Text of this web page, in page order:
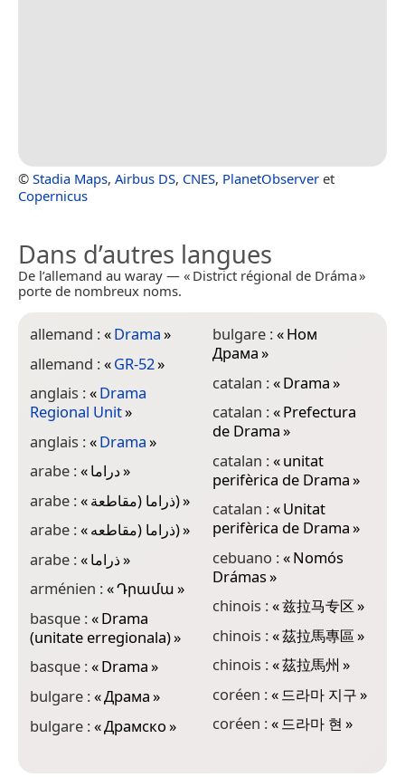
© Stadia Maps, Airbus DS, CNES, PlanetObserver et
Copernicus
Dans d’autres langues
De l’allemand au waray — « District régional de Dráma »
porte de nombreux noms.
allemand :«Drama»
allemand :«GR-52»
anglais :«Drama
Regional Unit»
anglais :«Drama»
arabe :«دراما»
arabe :« ذراما (مقاطعة)»
arabe :« ذراما (مقاطعه)»
arabe :«ذراما»
arménien :«Դրամա»
basque :«Drama
(unitate erregionala)»
basque :«Drama»
bulgare :«Драма»
bulgare :«Драмско»
bulgare :«Ном
Драма»
catalan :«Drama»
catalan :«Prefectura
de Drama»
catalan :«unitat
perifèrica de Drama»
catalan :«Unitat
perifèrica de Drama»
cebuano :«Nomós
Drámas»
chinois :«兹拉马专区»
chinois :«茲拉馬專區»
chinois :«茲拉馬州 »
coréen :«드라마 지구»
coréen :«드라마 현 »